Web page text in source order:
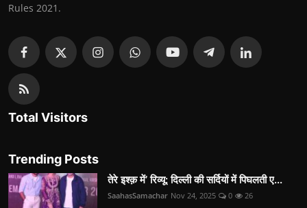
Rules 2021.
Total Visitors
Trending Posts
तेरे इश्क़ में’ रिव्यू: दिल्ली की सर्दियों में पिघलती ए...
SaahasSamachar Nov 24, 2025 0 26